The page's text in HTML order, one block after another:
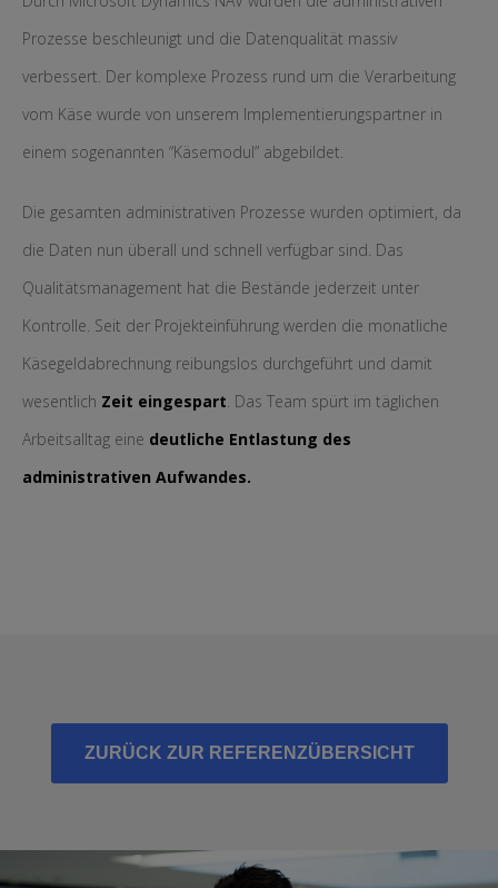
Prozesse beschleunigt und die Datenqualität massiv
verbessert. Der komplexe Prozess rund um die Verarbeitung
vom Käse wurde von unserem Implementierungspartner in
einem sogenannten “Käsemodul” abgebildet.
Die gesamten administrativen Prozesse wurden optimiert, da
die Daten nun überall und schnell verfügbar sind. Das
Qualitätsmanagement hat die Bestände jederzeit unter
Kontrolle. Seit der Projekteinführung werden die monatliche
Käsegeldabrechnung reibungslos durchgeführt und damit
wesentlich Zeit eingespart. Das Team spürt im täglichen
Arbeitsalltag eine deutliche Entlastung des
administrativen Aufwandes.
ZURÜCK ZUR REFERENZÜBERSICHT